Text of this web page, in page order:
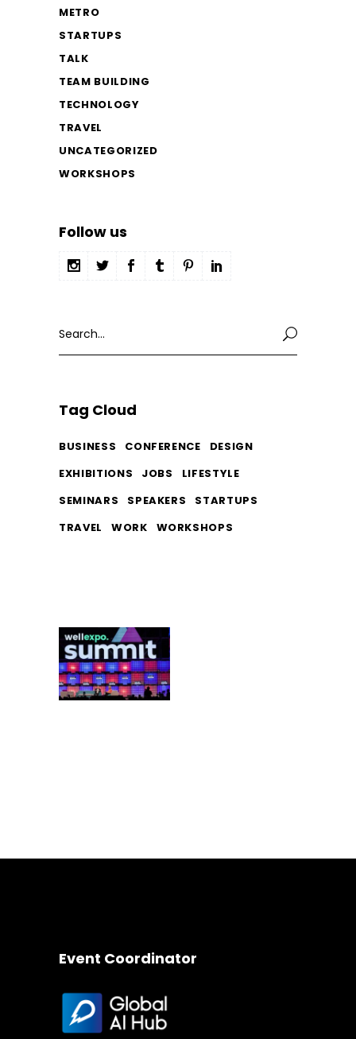
METRO
STARTUPS
TALK
TEAM BUILDING
TECHNOLOGY
TRAVEL
UNCATEGORIZED
WORKSHOPS
Follow us
for:
Tag Cloud
BUSINESS CONFERENCE
DESIGN
EXHIBITIONS
JOBS
LIFESTYLE
SEMINARS
SPEAKERS
STARTUPS
TRAVEL
WORK WORKSHOPS
Event Coordinator